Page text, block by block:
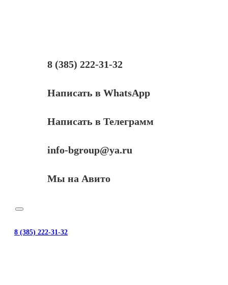
8 (385) 222-31-32
Написать в WhatsApp
Написать в Телеграмм
info-bgroup@ya.ru
Мы на Авито
8 (385) 222-31-32